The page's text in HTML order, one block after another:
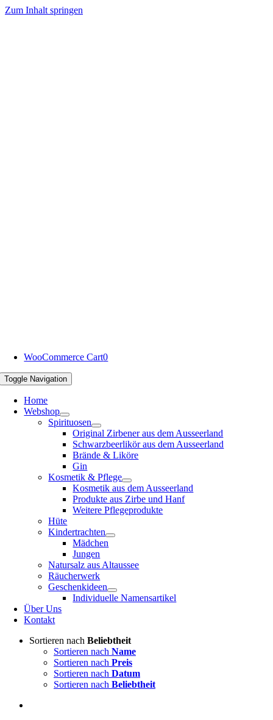
Zum Inhalt springen
WooCommerce Cart0
Toggle Navigation
Home
Webshop
Spirituosen
Original Zirbener aus dem Ausseerland
Schwarzbeerlikör aus dem Ausseerland
Brände & Liköre
Gin
Kosmetik & Pflege
Kosmetik aus dem Ausseerland
Produkte aus Zirbe und Hanf
Weitere Pflegeprodukte
Hüte
Kindertrachten
Mädchen
Jungen
Natursalz aus Altaussee
Räucherwerk
Geschenkideen
Individuelle Namensartikel
Über Uns
Kontakt
Sortieren nach Beliebtheit
Sortieren nach Name
Sortieren nach Preis
Sortieren nach Datum
Sortieren nach Beliebtheit